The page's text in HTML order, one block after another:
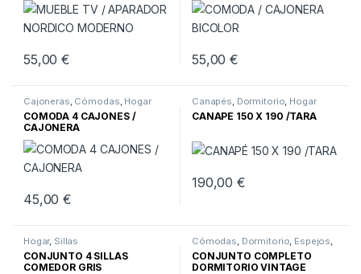
55,00€ 55,00€
Cajoneras, Cómodas, Hogar
COMODA 4 CAJONES /
CAJONERA
45,00€
Canapés, Dormitorio, Hogar
CANAPÉ 150 X 190 /TARA
190,00€
Hogar, Sillas
CONJUNTO 4 SILLAS
COMEDOR GRIS
Cómodas, Dormitorio, Espejos,
Hogar ,Mesita ,Vintage
CONJUNTO COMPLETO
DORMITORIO VINTAGE